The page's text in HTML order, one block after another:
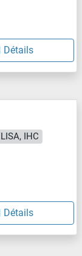
Détails
IHC
Détails